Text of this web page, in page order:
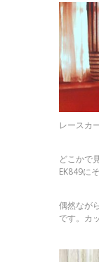
レースカ
どこかで
EK849に
偶然なが
です。カ